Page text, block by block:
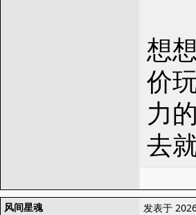
想
价
力
去
风间星魂
发表于